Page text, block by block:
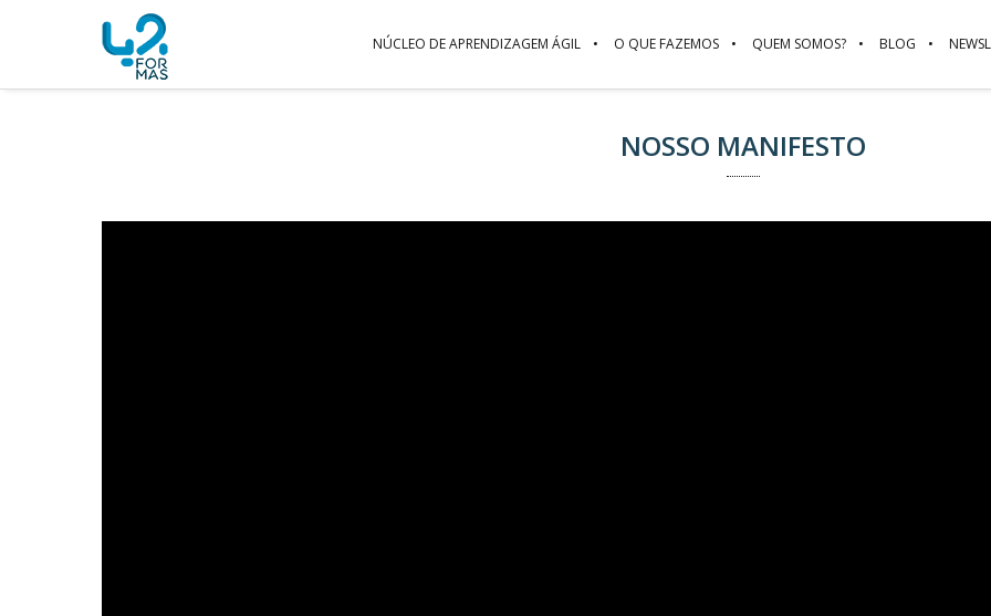
NÚCLEO DE APRENDIZAGEM ÁGIL O QUE FAZEMOS QUEM SOMOS? BLOG
NOSSO MANIFESTO